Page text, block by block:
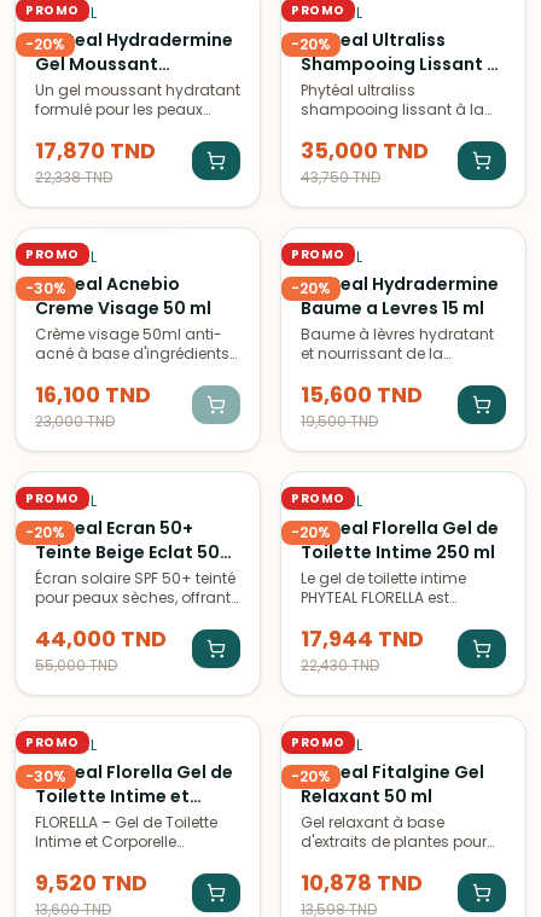
PROMO
-20%
PHYTÉAL
Phyteal Hydradermine
Gel Moussant
Hydratant 250 ml
Un gel moussant hydratant
formulé pour les peaux
d'ingrédients naturels pour
apporter confort et douceur
à la peau.
17,870 TND
22,338TND
PROMO
-20%
PHYTÉAL
Phyteal Ultraliss
Shampooing Lissant à
la Kératine 250 ml
Phytéal ultraliss
shampooing lissant à la
cheveux frisés et crépus,
aide à lisser les cheveux et
les rendre plus souples et
brillants.
35,000 TND
43,750TND
PROMO
-30%
PHYTÉAL
Phyteal Acnebio
Creme Visage 50 ml
Crème visage 50ml anti-
acné à base d'ingrédients
traitante efficace pour
purifier et équilibrer la peau
acnéique.
16,100 TND
23,000TND
PROMO
-20%
PHYTÉAL
Phyteal Hydradermine
Baume a Levres 15 ml
Baume à lèvres hydratant
et nourrissant de la
Hydradermine. Protège et
apaise les lèvres sèches et
abîmées. Parfait pour une
hydratation longue durée.
15,600 TND
19,500TND
PROMO
-20%
PHYTÉAL
Phyteal Ecran 50+
Teinte Beige Eclat 50
ml
Écran solaire SPF 50+ teinté
pour peaux sèches, offrant
contre les rayons UVA et
UVB. Sa texture légère et
hydratante laisse la peau
lumineuse et protégée.
44,000 TND
55,000TND
PROMO
-20%
PHYTÉAL
Phyteal Florella Gel de
Toilette Intime 250 ml
Le gel de toilette intime
PHYTEAL FLORELLA est
l'équilibre naturel de la flore
intime tout en procurant
fraîcheur et protection.
17,944 TND
22,430TND
PROMO
-30%
PHYTÉAL
Phyteal Florella Gel de
Toilette Intime et
Corporelle 100 ml
FLORELLA – Gel de Toilette
Intime et Corporelle
intime et corporelle est
conçu pour l’hygiène
9,520 TND
13,600TND
PROMO
-20%
PHYTÉAL
Phyteal Fitalgine Gel
Relaxant 50 ml
Gel relaxant à base
d'extraits de plantes pour
musculaires et articulaires.
Idéal après l'effort
10,878 TND
13,598TND